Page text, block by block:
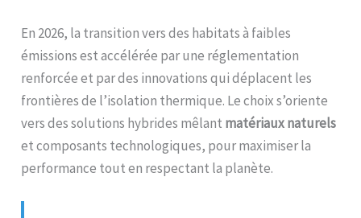
En 2026, la transition vers des habitats à faibles
émissions est accélérée par une réglementation
renforcée et par des innovations qui déplacent les
frontières de l’isolation thermique. Le choix s’oriente
vers des solutions hybrides mêlant matériaux naturels
et composants technologiques, pour maximiser la
performance tout en respectant la planète.